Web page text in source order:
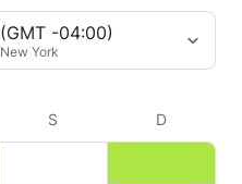
(GMT -04:00)
New York
S D